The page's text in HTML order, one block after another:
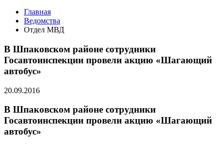
Главная
Ведомства
Отдел МВД
В Шпаковском районе сотрудники
Госавтоинспекции провели акцию «Шагающий
автобус»
20.09.2016
В Шпаковском районе сотрудники
Госавтоинспекции провели акцию «Шагающий
автобус»